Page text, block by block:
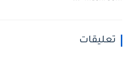
تعليقات